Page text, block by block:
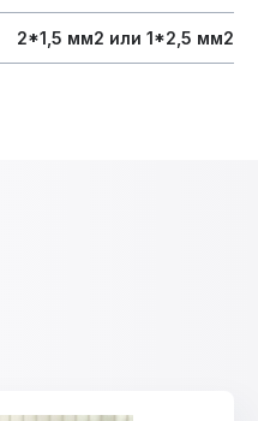
2*1,5 мм2 или 1*2,5 мм2